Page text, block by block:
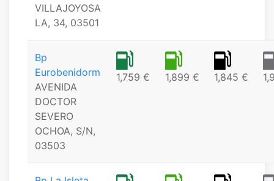
VILLAJOYOSA
LA, 34, 03501
Bp
Eurobenidorm
AVENIDA
DOCTOR
SEVERO
OCHOA, S/N,
03503
1,759 € 1,899 € 1,845 €